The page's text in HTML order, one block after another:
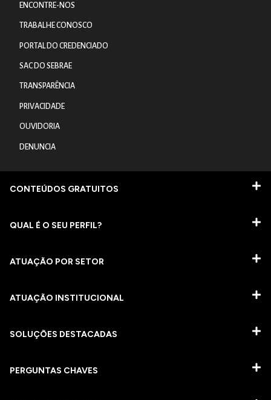
ENCONTRE-NOS
TRABALHE CONOSCO
PORTAL DO CREDENCIADO
SAC DO SEBRAE
TRANSPARÊNCIA
PRIVACIDADE
OUVIDORIA
DENUNCIA
CONTEÚDOS GRATUITOS
QUAL É O SEU PERFIL?
ATUAÇÃO POR SETOR
ATUAÇÃO INSTITUCIONAL
SOLUÇÕES DESTACADAS
PERGUNTAS CHAVES​